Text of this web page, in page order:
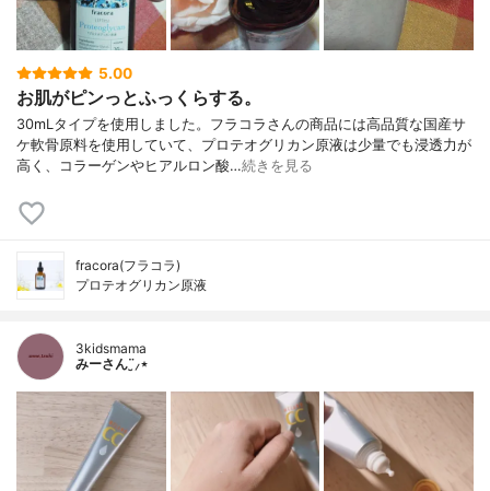
5.00
お肌がピンっとふっくらする。
30mLタイプを使用しました。フラコラさんの商品には高品質な国産サ
ケ軟骨原料を使用していて、プロテオグリカン原液は少量でも浸透力が
高く、コラーゲンやヒアルロン酸…続きを見る
fracora(フラコラ)
プロテオグリカン原液
3kidsmama
みーさん¨̮⸝⋆